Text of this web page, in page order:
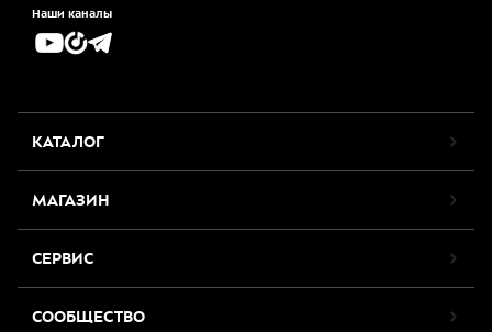
Наши каналы
КАТАЛОГ
МАГАЗИН
СЕРВИС
СООБЩЕСТВО